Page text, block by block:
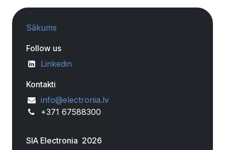
Sākums
Follow us
Linkedin
Kontakti
info@electronia.lv
+371 67588300
SIA Electronia 2026